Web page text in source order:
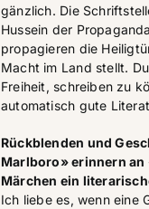
gänzlich. Die
Hussein der
propagieren die
Macht im Land stellt.
Freiheit, schreiben zu
automatisch gute
Rückblenden und
Marlboro» erinnern an
Märchen ein
Ich liebe es, wenn eine